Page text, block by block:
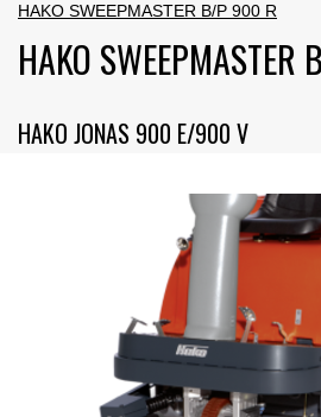
HAKO SWEEPMASTER B/P 900 R
HAKO
HAKO JONAS 900 E/900 V